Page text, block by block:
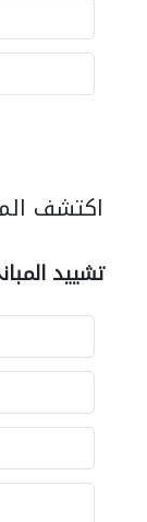
اكتشف
تشييد